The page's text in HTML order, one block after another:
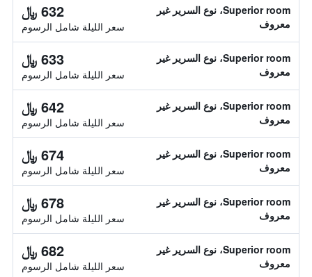
Superior room، نوع السرير غير
معروف
632 ﷼
سعر الليلة شامل الرسوم
Superior room، نوع السرير غير
معروف
633 ﷼
سعر الليلة شامل الرسوم
Superior room، نوع السرير غير
معروف
642 ﷼
سعر الليلة شامل الرسوم
Superior room، نوع السرير غير
معروف
674 ﷼
سعر الليلة شامل الرسوم
Superior room، نوع السرير غير
معروف
678 ﷼
سعر الليلة شامل الرسوم
Superior room، نوع السرير غير
معروف
682 ﷼
سعر الليلة شامل الرسوم